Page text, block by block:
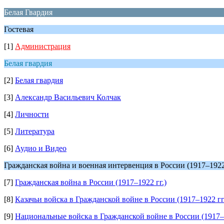
Белая Гвардия
Гостевая
[1] Администрация
Белая гвардия
[2] Белая гвардия
[3] Александр Васильевич Колчак
[4] Личности
[5] Литература
[6] Аудио и Видео
Гражданская война и военная интервенция в России
[7] Гражданская война в России (1917–1922 гг.)
[8] Казачьи войска в Гражданской войне в России (1917–1922
[9] Национальные войска в Гражданской войне в России